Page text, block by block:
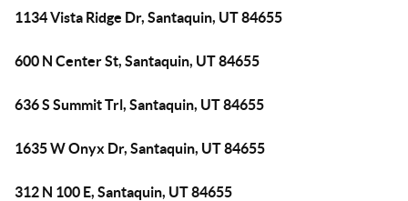
1134 Vista Ridge Dr, Santaquin, UT 84655
600 N Center St, Santaquin, UT 84655
636 S Summit Trl, Santaquin, UT 84655
1635 W Onyx Dr, Santaquin, UT 84655
312 N 100 E, Santaquin, UT 84655